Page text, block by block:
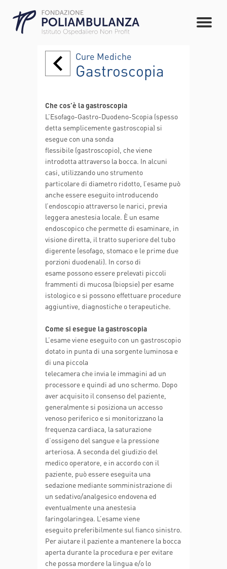
Cure Mediche
Gastroscopia
Che cos’è la gastroscopia
L’Esofago-Gastro-Duodeno-Scopia (spesso
detta semplicemente gastroscopia) si
esegue con una sonda
flessibile (gastroscopio), che viene
introdotta attraverso la bocca. In alcuni
casi, utilizzando uno strumento
particolare di diametro ridotto, l’esame può
anche essere eseguito introducendo
l’endoscopio attraverso le narici, previa
leggera anestesia locale. È un esame
endoscopico che permette di esaminare, in
visione diretta, il tratto superiore del tubo
digerente (esofago, stomaco e le prime due
porzioni duodenali). In corso di
esame possono essere prelevati piccoli
frammenti di mucosa (biopsie) per esame
istologico e si possono effettuare procedure
aggiuntive, diagnostiche o terapeutiche.
Come si esegue la gastroscopia
L’esame viene eseguito con un gastroscopio
dotato in punta di una sorgente luminosa e
di una piccola
telecamera che invia le immagini ad un
processore e quindi ad uno schermo. Dopo
aver acquisito il consenso del paziente,
generalmente si posiziona un accesso
venoso periferico e si monitorizzano la
frequenza cardiaca, la saturazione
d’ossigeno del sangue e la pressione
arteriosa. A seconda del giudizio del
medico operatore, e in accordo con il
paziente, può essere eseguita una
sedazione mediante somministrazione di
un sedativo/analgesico endovena ed
eventualmente una anestesia
faringolaringea. L’esame viene
eseguito preferibilmente sul fianco sinistro.
Per aiutare il paziente a mantenere la bocca
aperta durante la procedura e per evitare
che possa mordere la lingua e/o lo